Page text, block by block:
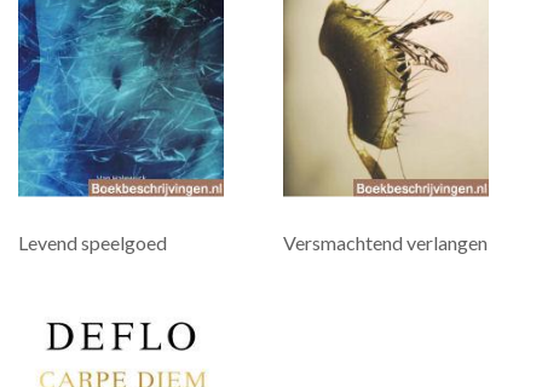
Levend speelgoed Versmachtend verlangen